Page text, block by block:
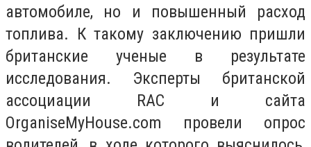
автомобиле, но и повышенный расход
топлива. К такому заключению пришли
британские ученые в результате
исследования. Эксперты британской
ассоциации RAC и сайта
OrganiseMyHouse.com провели опрос